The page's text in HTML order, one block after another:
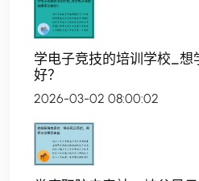
学电子竞技的培训学校_
好？
2026-03-02 08:00:02